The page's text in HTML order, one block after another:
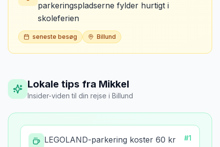
parkeringspladserne fylder hurtigt i
skoleferien
seneste besøg Billund
Lokale tips fra Mikkel
Insider-viden til din rejse i Billund
LEGOLAND-parkering koster 60 kr
#1